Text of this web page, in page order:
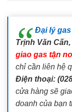
Đại lý gas
Trịnh Văn Cấn,
giao gas tận
chỉ cần liên hệ
Điện thoại:
cửa hàng sẽ
doanh của bạn